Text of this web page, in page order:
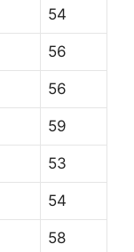
54
56
56
59
53
54
58